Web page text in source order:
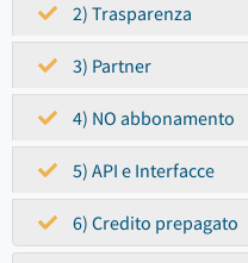
2) Trasparenza
3) Partner
4) NO abbonamento
5) API e Interfacce
6) Credito prepagato